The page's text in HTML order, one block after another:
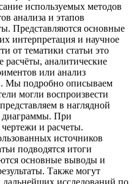
используемых методов
анализа и этапов
Представляются основные
интерпретация и научное
от тематики статьи это
расчёты, аналитические
или анализ
Мы подробно описываем
могли воспроизвести
в наглядной
диаграммы. При
и расчеты.
источников
подводятся итоги
основные выводы и
Также могут